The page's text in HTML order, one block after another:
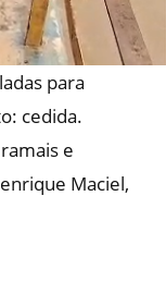
para
cedida.
e
Maciel,